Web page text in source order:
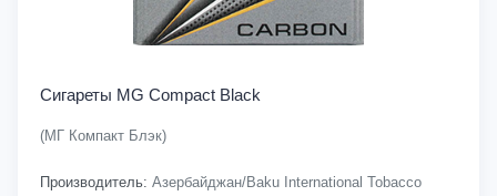
Сигареты MG Compact Black
(МГ Компакт Блэк)
Производитель: Азербайджан/Baku International Tobacco